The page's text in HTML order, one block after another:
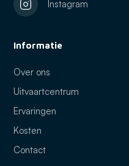
Instagram
Informatie
Over ons
Uitvaartcentrum
Ervaringen
Kosten
Contact